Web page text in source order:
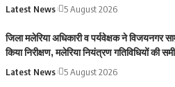
Latest News 5 August 2026
जिला मलेरिया अधिकारी व पर्यवेक्षक ने विजयनगर
किया निरीक्षण, मलेरिया नियंत्रण गतिविधियों की
Latest News 5 August 2026